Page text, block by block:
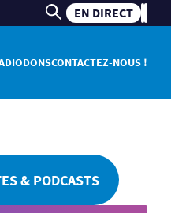
EN DIRECT
DONSCONTACTEZ-NOUS !
& PODCASTS